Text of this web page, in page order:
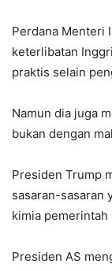
Perdana Menteri
keterlibatan
praktis selain
Namun dia juga
bukan dengan
Presiden Trump
sasaran-sasaran
kimia pemerintah
Presiden AS